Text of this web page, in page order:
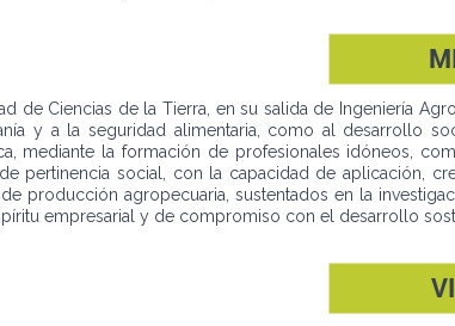
de Ciencias de la Tierra, en su salida de Ingeniería
y a la seguridad alimentaria, como al desarrollo
mediante la formación de profesionales idóneos,
pertinencia social, con la capacidad de aplicación,
de producción agropecuaria, sustentados en la
empresarial y de compromiso con el desarrollo